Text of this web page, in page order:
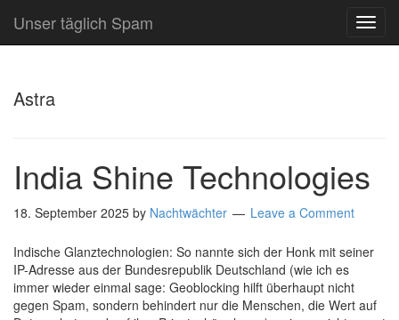
Unser täglich Spam
Astra
India Shine Technologies
18. September 2025 by Nachtwächter Leave a Comment
Indische Glanztechnologien: So nannte sich der Honk mit seiner
IP-Adresse aus der Bundesrepublik Deutschland (wie ich es
immer wieder einmal sage: Geoblocking hilft überhaupt nicht
gegen Spam, sondern behindert nur die Menschen, die Wert auf